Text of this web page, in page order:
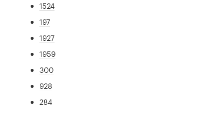
1524
197
1927
1959
300
928
284